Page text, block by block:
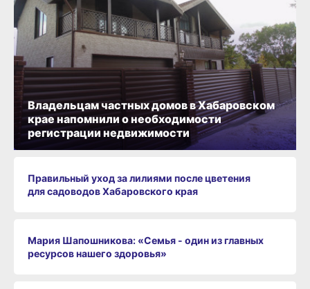
Владельцам частных домов в Хабаровском
крае напомнили о необходимости
регистрации недвижимости
Правильный уход за лилиями после цветения
для садоводов Хабаровского края
Мария Шапошникова: «Семья - один из главных
ресурсов нашего здоровья»